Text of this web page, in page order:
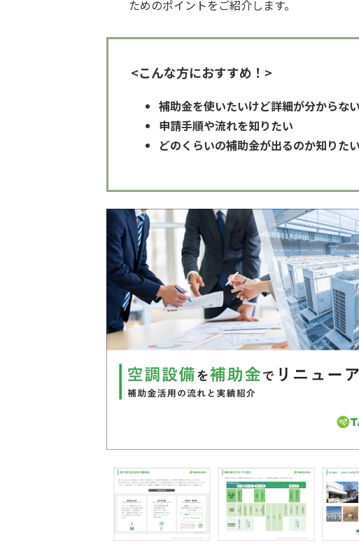
ためのポイントをご紹介します。
<こんな方におすすめ！>
補助金を使いたいけど詳細が分からない
申請手順や流れを知りたい
どのくらいの補助金が出るのか知りたい